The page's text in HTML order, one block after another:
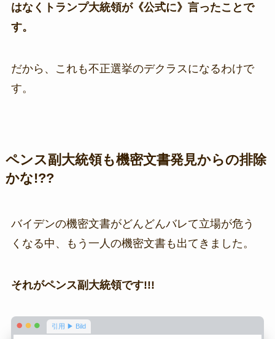
はなくトランプ大統領が《公式に》言ったことで
す。
だから、これも不正選挙のデクラスになるわけで
す。
ペンス副大統領も機密文書発見からの排除
かな!??
バイデンの機密文書がどんどんバレて立場が危う
くなる中、もう一人の機密文書も出てきました。
それがペンス副大統領です!!!
引用 ▶ Bild